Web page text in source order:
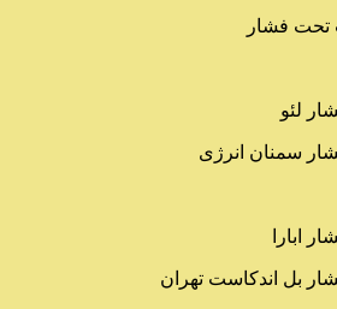
تحت فشار
لئو
سمنان انرژی
ابارا
بل اندکاست تهران